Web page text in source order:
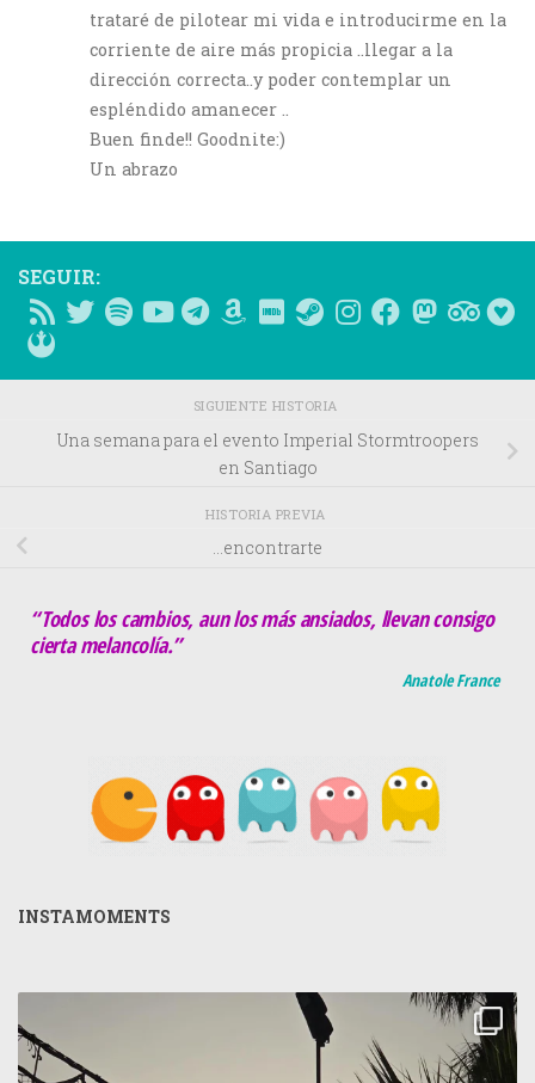
trataré de pilotear mi vida e introducirme en la
corriente de aire más propicia ..llegar a la
dirección correcta..y poder contemplar un
espléndido amanecer ..
Buen finde!! Goodnite:)
Un abrazo
SEGUIR:
SIGUIENTE HISTORIA
Una semana para el evento Imperial Stormtroopers
en Santiago
HISTORIA PREVIA
…encontrarte
“Todos los cambios, aun los más ansiados, llevan consigo
cierta melancolía.”
Anatole France
INSTAMOMENTS